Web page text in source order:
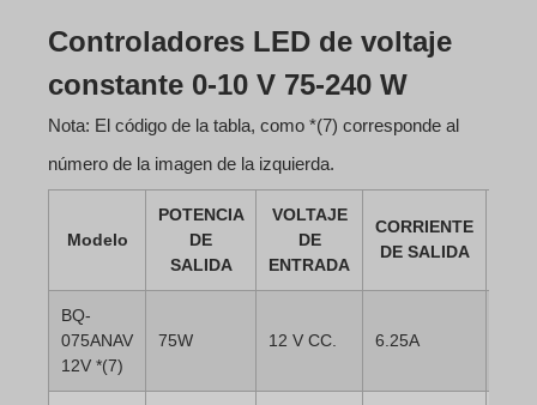
Controladores LED de voltaje
constante 0-10 V 75-240 W
Nota: El código de la tabla, como *(7) corresponde al
número de la imagen de la izquierda.
Modelo
POTENCIA
DE
SALIDA
VOLTAJE
DE
ENTRADA
CORRIENTE
DE SALIDA
BQ-
075ANAV
12V *(7)
75W 12 V CC. 6.25A